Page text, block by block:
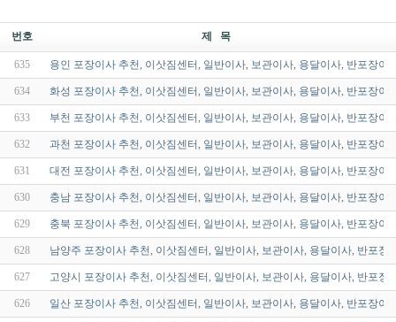
번호 제 목
635 용인 포장이사 추천, 이삿짐센터, 일반이사, 보관이사, 용달이사, 반포장
634 화성 포장이사 추천, 이삿짐센터, 일반이사, 보관이사, 용달이사, 반포장
633 부천 포장이사 추천, 이삿짐센터, 일반이사, 보관이사, 용달이사, 반포장
632 과천 포장이사 추천, 이삿짐센터, 일반이사, 보관이사, 용달이사, 반포장이
631 대전 포장이사 추천, 이삿짐센터, 일반이사, 보관이사, 용달이사, 반포장이
630 충남 포장이사 추천, 이삿짐센터, 일반이사, 보관이사, 용달이사, 반포장
629 충북 포장이사 추천, 이삿짐센터, 일반이사, 보관이사, 용달이사, 반포장
628 남양주 포장이사 추천, 이삿짐센터, 일반이사, 보관이사, 용달이사, 반포
627 고양시 포장이사 추천, 이삿짐센터, 일반이사, 보관이사, 용달이사, 반포
626 일산 포장이사 추천, 이삿짐센터, 일반이사, 보관이사, 용달이사, 반포장